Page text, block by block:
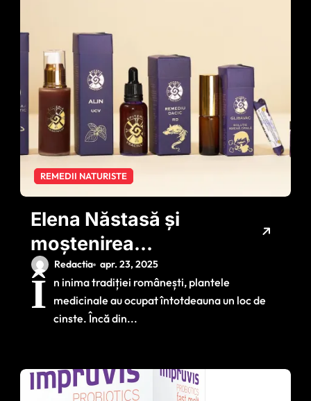
România în tratarea
formelor complexe
de endometrioză
REMEDII NATURISTE
Elena Năstasă și
moștenirea
vindecătoare a
plantelor – povestea
din spatele Spiteriilor
Redactia apr. 23, 2025
Î n inima tradiției românești, plantele
medicinale au ocupat întotdeauna un loc de
cinste. Încă din...